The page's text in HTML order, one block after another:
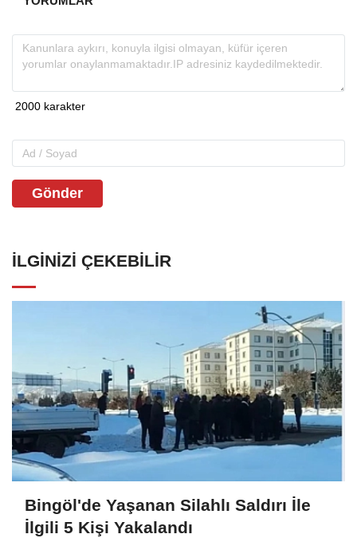
Gönder
İLGINIZI ÇEKEBILIR
Bingöl'de Yaşanan Silahlı Saldırı İle
İlgili 5 Kişi Yakalandı